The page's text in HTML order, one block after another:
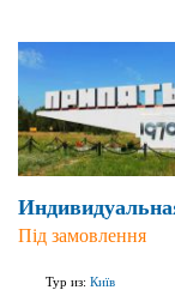
Під замовлення
Тур из: Київ